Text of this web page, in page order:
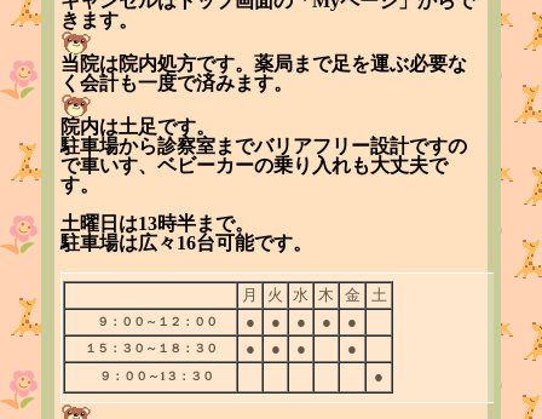
きます。
当院は院内処方です。薬局まで足を運ぶ必要な
く会計も一度で済みます。
院内は土足です。
駐車場から診察室までバリアフリー設計ですの
で車いす、ベビーカーの乗り入れも大丈夫で
す。
土曜日は13時半まで。
駐車場は広々16台可能です。
月 火 水 木 金 土
９：００～１２：００ ● ● ● ● ●
１５：３０～１８：３０ ● ● ● ●
９：００～1３：３０ ●